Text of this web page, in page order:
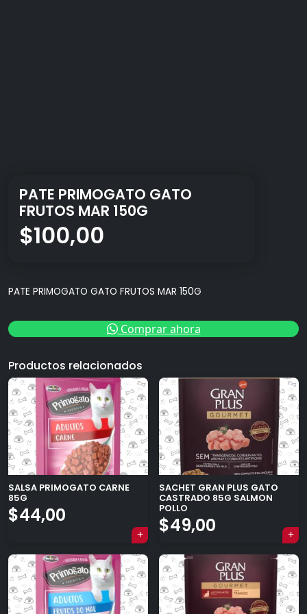
PATE PRIMOGATO GATO
FRUTOS MAR 150G
$100,00
PATE PRIMOGATO GATO FRUTOS MAR 150G
Comprar ahora
Productos relacionados
SALSA PRIMOGATO CARNE
85G
$44,00
SACHET GRAN PLUS GATO
CASTRADO 85G SALMON
POLLO
$49,00
Tu carrito está vacío.